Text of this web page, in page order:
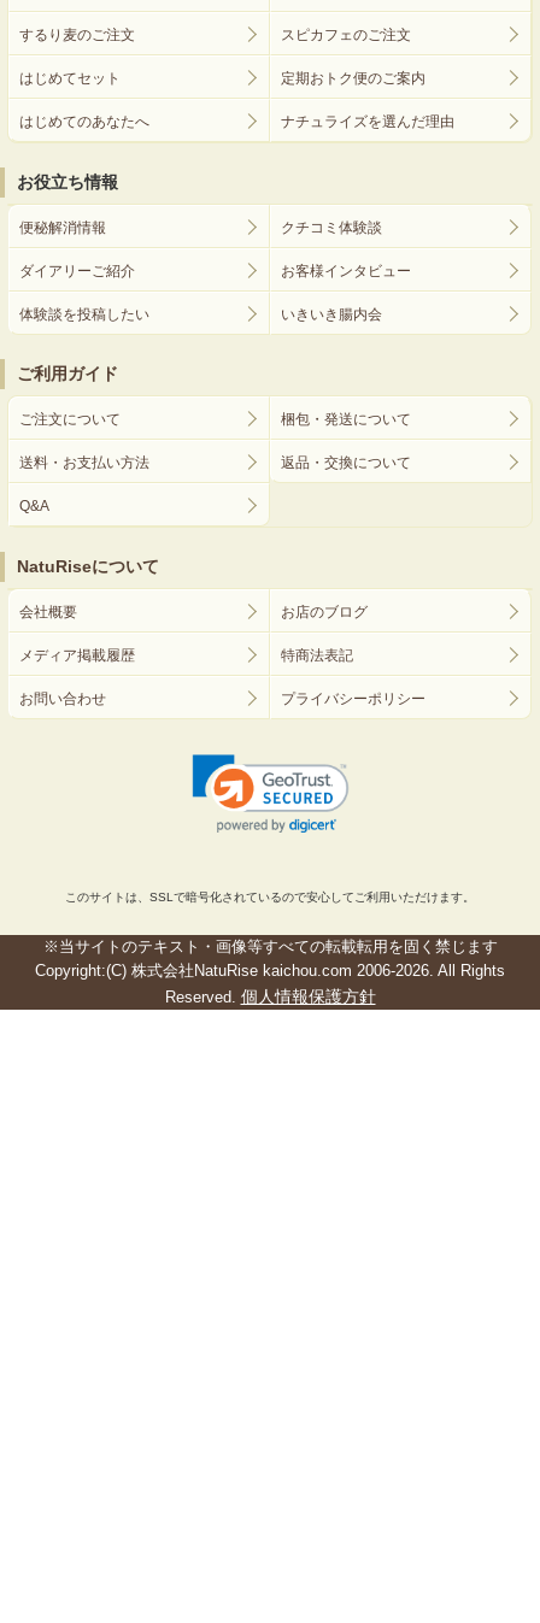
するり麦のご注文 スピカフェのご注文
はじめてセット 定期おトク便のご案内
はじめてのあなたへ ナチュライズを選んだ理由
お役立ち情報
便秘解消情報 クチコミ体験談
ダイアリーご紹介 お客様インタビュー
体験談を投稿したい いきいき腸内会
ご利用ガイド
ご注文について 梱包・発送について
送料・お支払い方法 返品・交換について
Q&A
NatuRiseについて
会社概要 お店のブログ
メディア掲載履歴 特商法表記
お問い合わせ プライバシーポリシー
このサイトは、SSLで暗号化されているので安心してご利用いただけます。
※当サイトのテキスト・画像等すべての転載転用を固く禁じます
Copyright:(C) 株式会社NatuRise kaichou.com 2006-2026. All Rights
Reserved. 個人情報保護方針